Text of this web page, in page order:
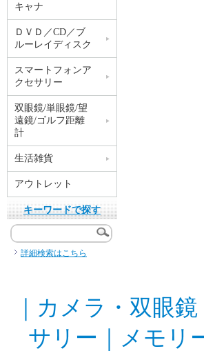
キャナ
ＤＶＤ／CD／ブ
ルーレイディスク
スマートフォンア
クセサリー
双眼鏡/単眼鏡/望
遠鏡/ゴルフ距離
計
生活雑貨
アウトレット
キーワードで探す
詳細検索はこちら
カメラ・双眼鏡
サリー
メモリ